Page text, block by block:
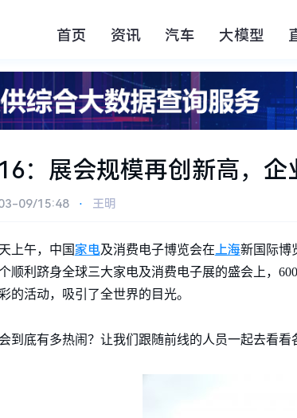
首页 资讯 汽车 大模型
：展会规模再创新高，
09/15:48 ⋅ 王明
上午，中国家电及消费电子博览会在上海新国际博
顺利跻身全球三大家电及消费电子展的盛会上，
的活动，吸引了全世界的目光。
到底有多热闹？让我们跟随前线的人员一起去看看